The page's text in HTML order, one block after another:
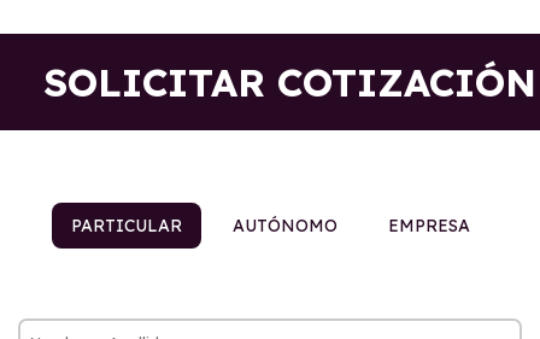
SOLICITAR COTIZACIÓN
PARTICULAR AUTÓNOMO EMPRESA